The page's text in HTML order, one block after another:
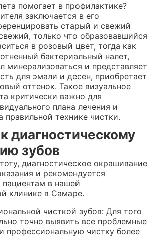
помогает в профилактике?
заключается в его
старый и свежий
только что образовавшийся
в розовый цвет, тогда как
бактериальный налет,
минерализоваться и представляет
для эмали и десен, приобретает
оттенок. Такое визуальное
критически важно для
плана лечения и
правильной технике чистки.
диагностическому
зубов
диагностическое окрашивание
и рекомендуется
в нашей
клинике в Самаре.
чисткой зубов: Для того
точно выявить все проблемные
профессиональную чистку более